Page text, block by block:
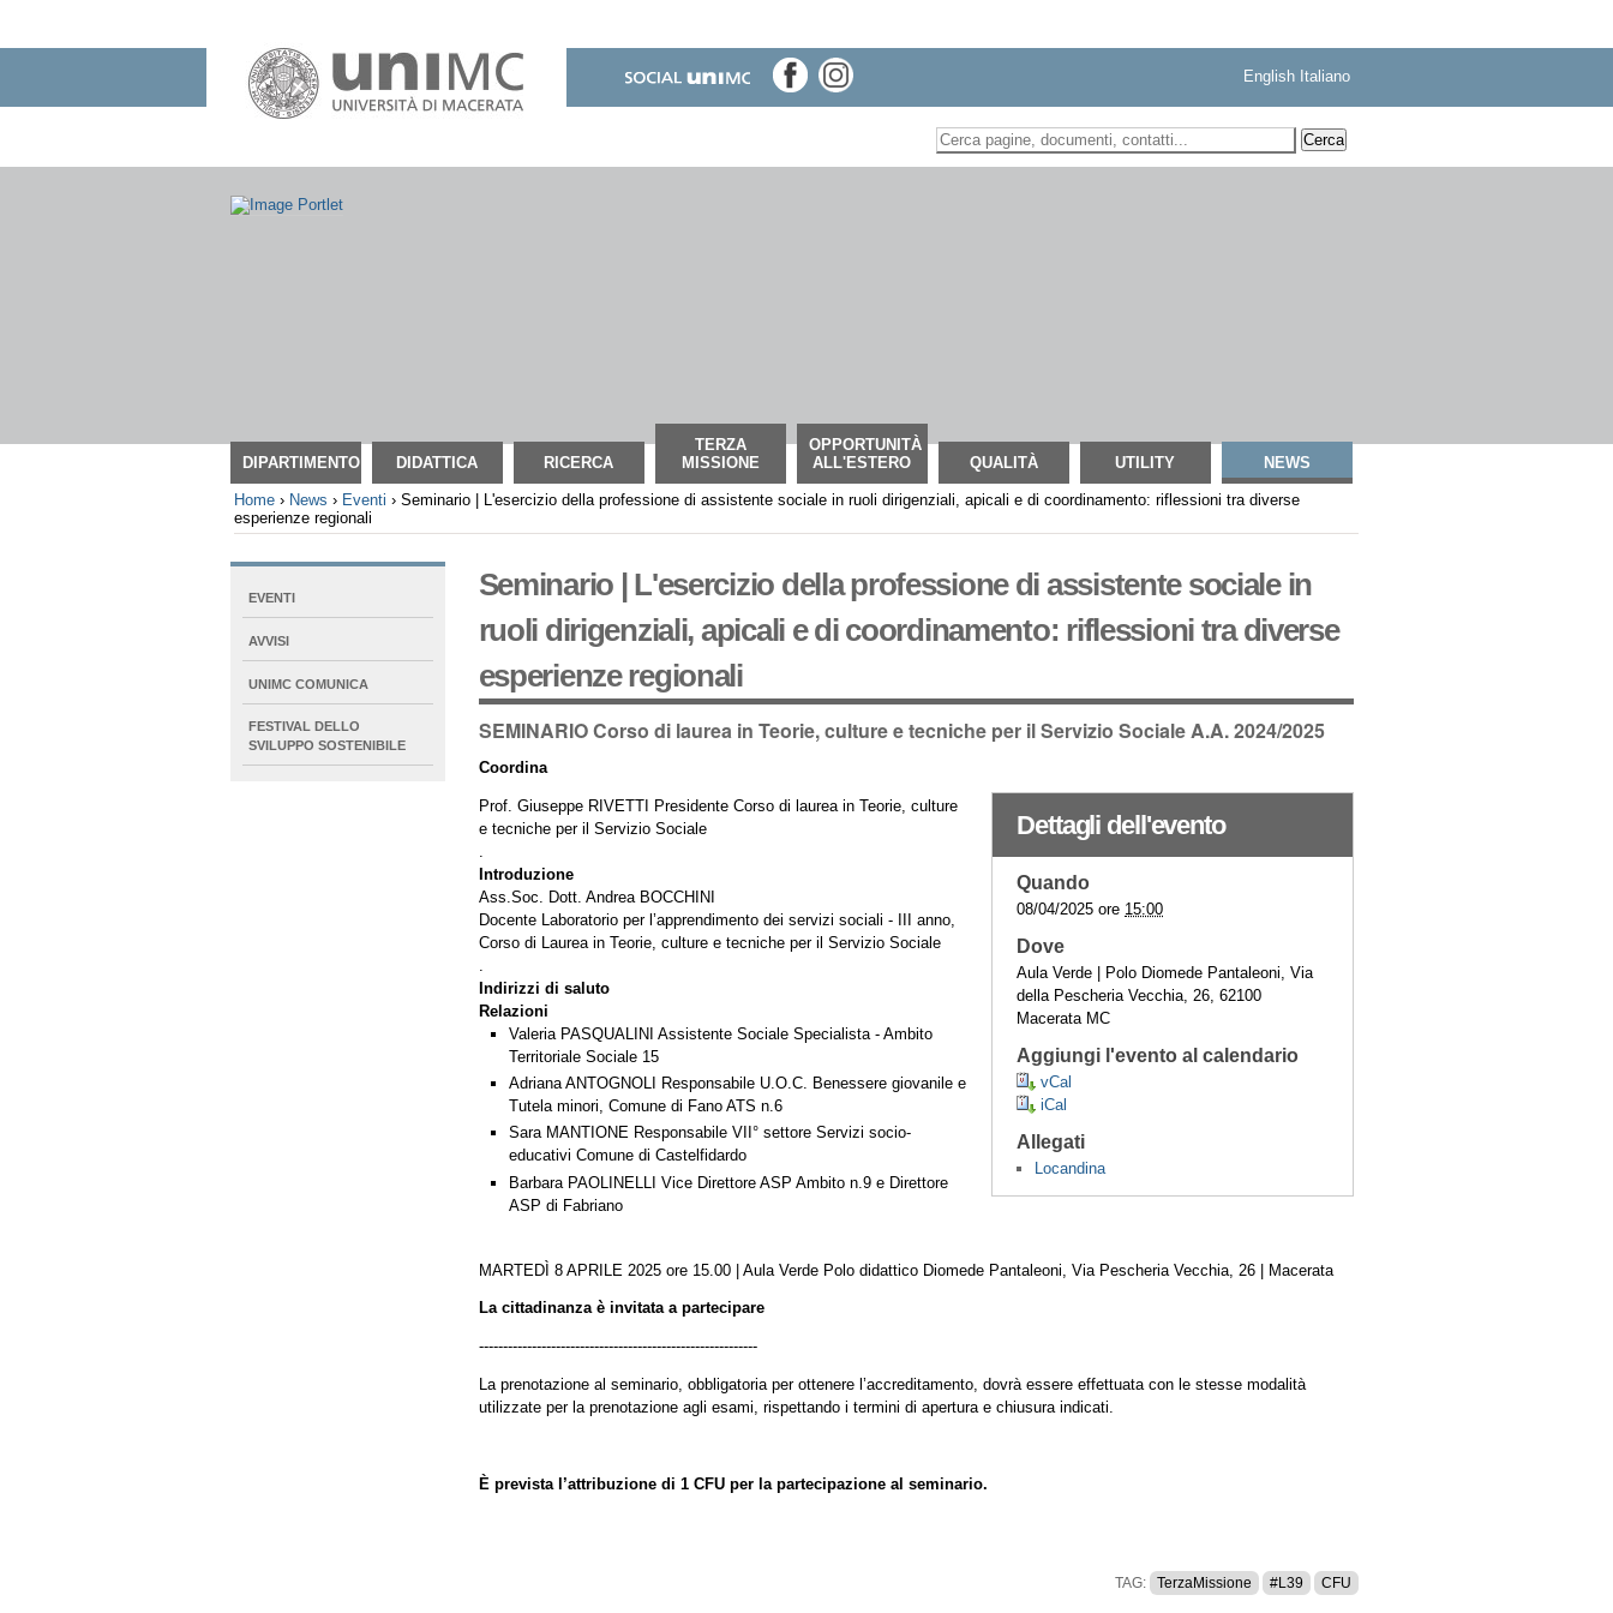
contenuti.
Salta
alla
English Italiano
Inserire il termine di ricerca
DIPARTIMENTO DIDATTICA RICERCA
TERZA
MISSIONE
OPPORTUNITÀ
ALL'ESTERO
QUALITÀ UTILITY NEWS
Home › News › Eventi ›Seminario | L'esercizio della professione di assistente sociale in ruoli dirigenziali, apicali e di coordinamento: riflessioni tra diverse
esperienze regionali
Seminario | L'esercizio della professione di assistente sociale in
ruoli dirigenziali, apicali e di coordinamento: riflessioni tra diverse
esperienze regionali
SEMINARIO Corso di laurea in Teorie, culture e tecniche per il Servizio Sociale A.A. 2024/2025
Dettagli dell'evento
Quando
08/04/2025 ore 15:00
Dove
Aula Verde | Polo Diomede Pantaleoni, Via
della Pescheria Vecchia, 26, 62100
Macerata MC
Aggiungi l'evento al calendario
vCal
iCal
Allegati
Locandina
Coordina
Prof. Giuseppe RIVETTI Presidente Corso di laurea in Teorie, culture
e tecniche per il Servizio Sociale
Introduzione
Ass.Soc. Dott. Andrea BOCCHINI
Docente Laboratorio per l’apprendimento dei servizi sociali - III anno,
Corso di Laurea in Teorie, culture e tecniche per il Servizio Sociale
Indirizzi di saluto
Relazioni
Valeria PASQUALINI Assistente Sociale Specialista - Ambito
Territoriale Sociale 15
Adriana ANTOGNOLI Responsabile U.O.C. Benessere giovanile e
Tutela minori, Comune di Fano ATS n.6
Sara MANTIONE Responsabile VII° settore Servizi socio-
educativi Comune di Castelfidardo
Barbara PAOLINELLI Vice Direttore ASP Ambito n.9 e Direttore
ASP di Fabriano
MARTEDÌ 8 APRILE 2025 ore 15.00 | Aula Verde Polo didattico Diomede Pantaleoni, Via Pescheria Vecchia, 26 | Macerata
La cittadinanza è invitata a partecipare
----------------------------------------------------------
La prenotazione al seminario, obbligatoria per ottenere l’accreditamento, dovrà essere effettuata con le stesse modalità
utilizzate per la prenotazione agli esami, rispettando i termini di apertura e chiusura indicati.
È prevista l’attribuzione di 1 CFU per la partecipazione al seminario.
EXTENDED
EVENTI
AVVISI
UNIMC COMUNICA
FESTIVAL DELLO
SVILUPPO SOSTENIBILE
TAG: TerzaMissione #L39 CFU